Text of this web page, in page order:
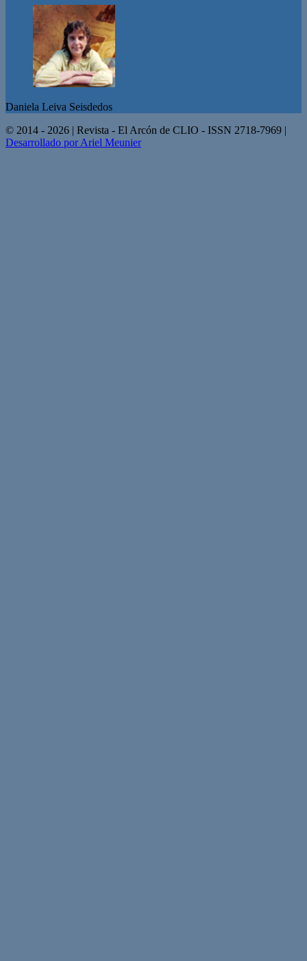
Daniela Leiva Seisdedos
© 2014 - 2026 | Revista - El Arcón de CLIO - ISSN 2718-7969 |
Desarrollado por Ariel Meunier